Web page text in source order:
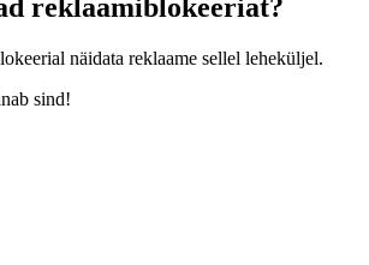
reklaamiblokeeriat?
näidata reklaame sellel leheküljel.
sind!